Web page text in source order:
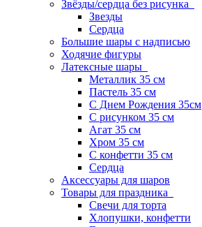
Звёзды/сердца без рисунка
Звезды
Сердца
Большие шары с надписью
Ходячие фигуры
Латексные шары
Металлик 35 см
Пастель 35 см
С Днем Рождения 35см
C рисунком 35 см
Агат 35 см
Хром 35 см
С конфетти 35 см
Сердца
Аксессуары для шаров
Товары для праздника
Свечи для торта
Хлопушки, конфетти